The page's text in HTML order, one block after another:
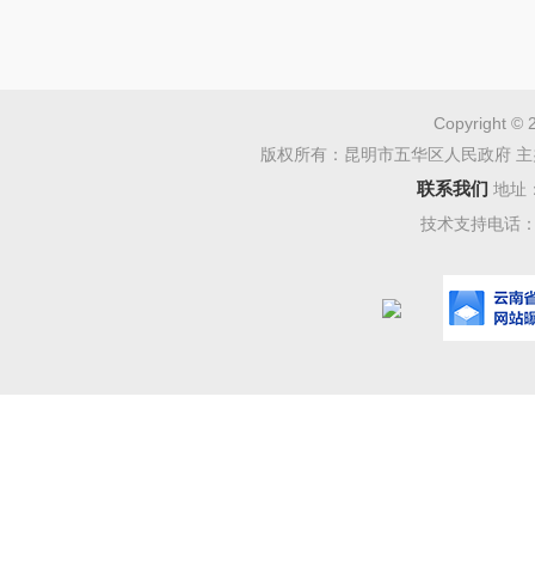
Copyright ©
版权所有：昆明市五华区人民政府
联系我们 地址
技术支持电话